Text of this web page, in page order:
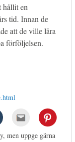
hållit en
tid. Innan de
att de ville lära
förföljelsen.
men uppge gärna